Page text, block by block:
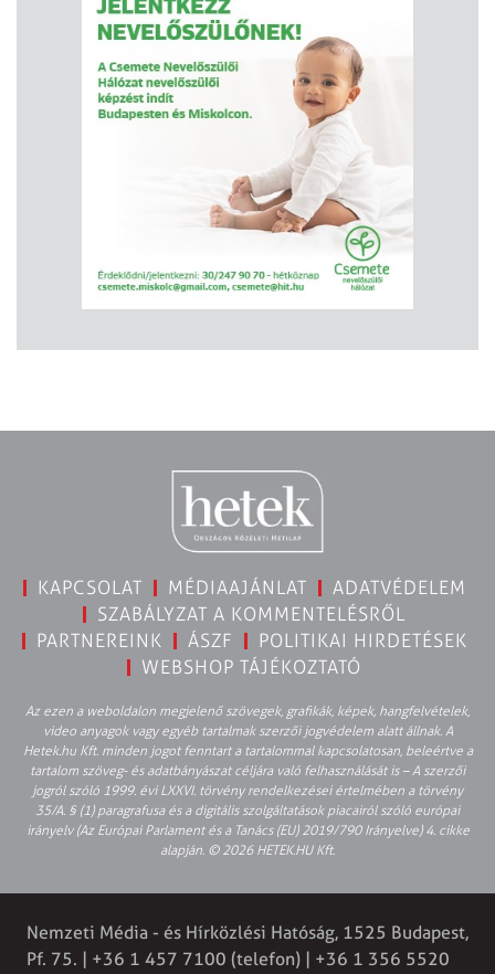
KAPCSOLAT MÉDIAAJÁNLAT
ADATVÉDELEM
SZABÁLYZAT A KOMMENTELÉSRŐL
PARTNEREINK
ÁSZF
POLITIKAI HIRDETÉSEK
WEBSHOP TÁJÉKOZTATÓ
Az ezen a weboldalon megjelenő szövegek, grafikák, képek, hangfelvételek,
video anyagok vagy egyéb tartalmak szerzői jogvédelem alatt állnak. A
Hetek.hu Kft. minden jogot fenntart a tartalommal kapcsolatosan, beleértve a
tartalom szöveg- és adatbányászat céljára való felhasználását is – A szerzői
jogról szóló 1999. évi LXXVI. törvény rendelkezései értelmében a törvény
35/A. § (1) paragrafusa és a digitális szolgáltatások piacairól szóló európai
irányelv (Az Európai Parlament és a Tanács (EU) 2019/790 Irányelve) 4. cikke
alapján. © 2026 HETEK.HU Kft.
Nemzeti Média - és Hírközlési Hatóság, 1525 Budapest,
Pf. 75. | +36 1 457 7100 (telefon) | +36 1 356 5520